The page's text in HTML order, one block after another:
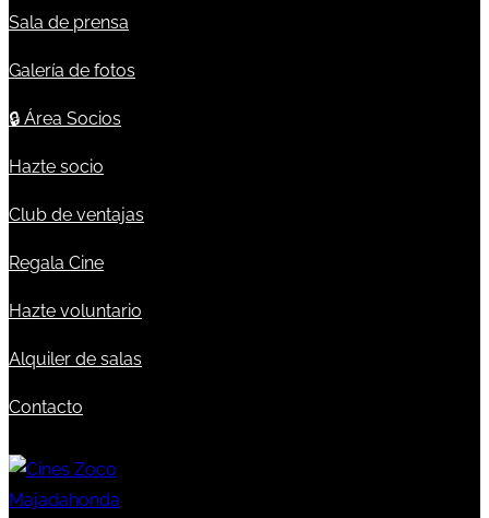
Sala de prensa
Galería de fotos
🔒 Área Socios
Hazte socio
Club de ventajas
Regala Cine
Hazte voluntario
Alquiler de salas
Contacto